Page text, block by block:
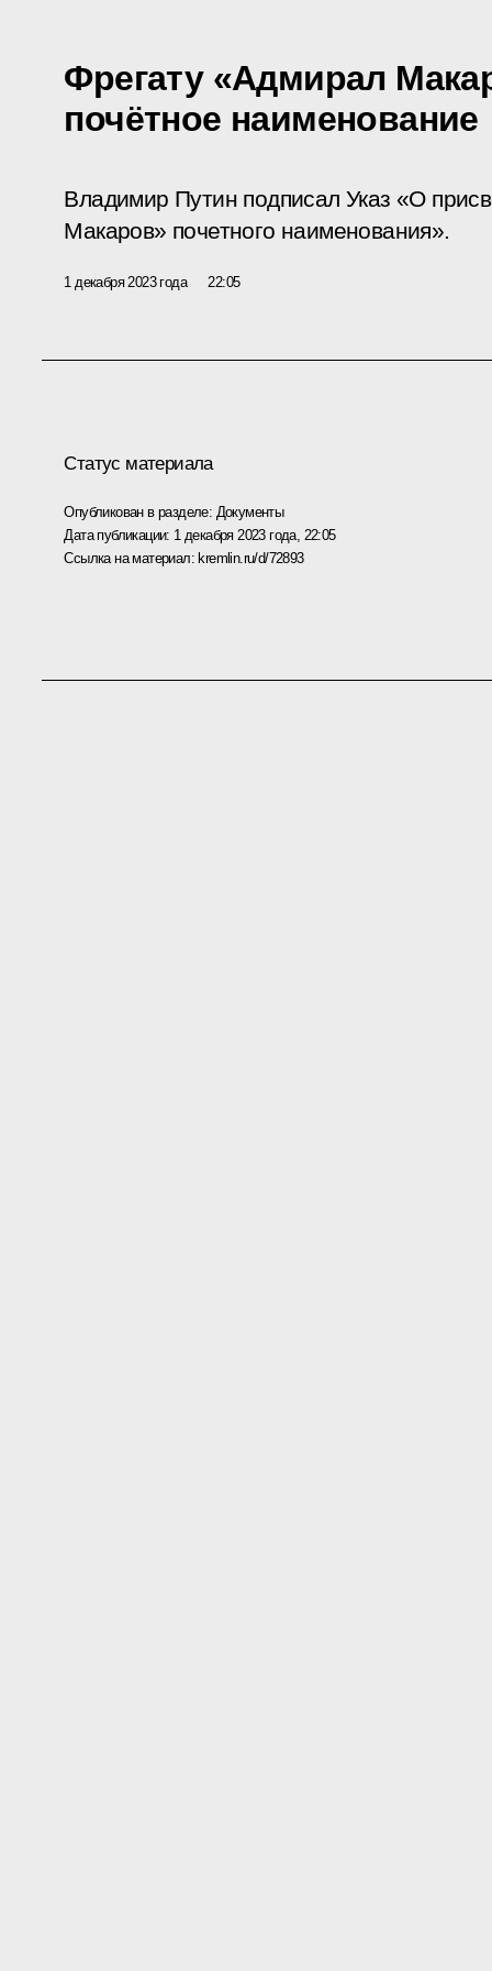
Фрегату «Адмирал
почётное наименование
Владимир Путин подписал Указ «О
Макаров» почетного наименования».
1 декабря 2023 года 22:05
Статус материала
Опубликован в разделе: Документы
Дата публикации: 1 декабря 2023 года, 22:05
Ссылка на материал: kremlin.ru/d/72893